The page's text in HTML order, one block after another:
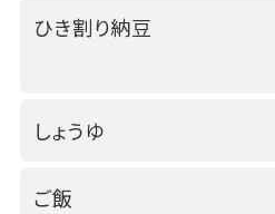
ひき割り納豆
しょうゆ
ご飯